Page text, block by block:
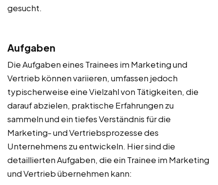
gesucht.
Aufgaben
Die Aufgaben eines Trainees im Marketing und
Vertrieb können variieren, umfassen jedoch
typischerweise eine Vielzahl von Tätigkeiten, die
darauf abzielen, praktische Erfahrungen zu
sammeln und ein tiefes Verständnis für die
Marketing- und Vertriebsprozesse des
Unternehmens zu entwickeln. Hier sind die
detaillierten Aufgaben, die ein Trainee im Marketing
und Vertrieb übernehmen kann: